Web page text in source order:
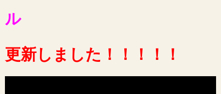
ル
更新しました ！！！！！